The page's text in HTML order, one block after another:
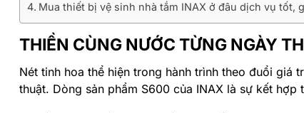
Mua thiết bị vệ sinh nhà tắm INAX ở đâu dịch vụ tốt,
THIỀN CÙNG NƯỚC TỪNG NGÀY
Nét tinh hoa thể hiện trong hành trình theo đuổi giá
thuật. Dòng sản phẩm S600 của INAX là sự kết